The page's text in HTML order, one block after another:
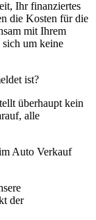
Ihr finanziertes
die Kosten für die
mit Ihrem
sich um keine
ist?
überhaupt kein
alle
Auto Verkauf
der